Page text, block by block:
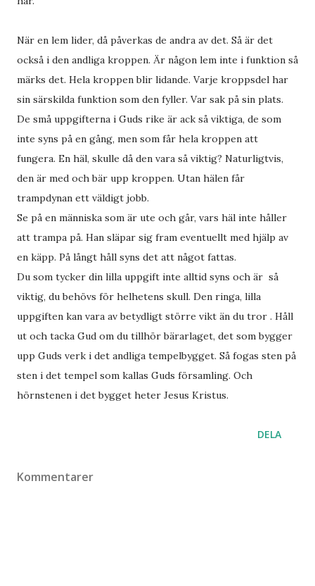
När en lem lider, då påverkas de andra av det. Så är det
också i den andliga kroppen. Är någon lem inte i funktion så
märks det. Hela kroppen blir lidande. Varje kroppsdel har
sin särskilda funktion som den fyller. Var sak på sin plats.
De små uppgifterna i Guds rike är ack så viktiga, de som
inte syns på en gång, men som får hela kroppen att
fungera. En häl, skulle då den vara så viktig? Naturligtvis,
den är med och bär upp kroppen. Utan hälen får
trampdynan ett väldigt jobb.
Se på en människa som är ute och går, vars häl inte håller
att trampa på. Han släpar sig fram eventuellt med hjälp av
en käpp. På långt håll syns det att något fattas.
Du som tycker din lilla uppgift inte alltid syns och är så
viktig, du behövs för helhetens skull. Den ringa, lilla
uppgiften kan vara av betydligt större vikt än du tror . Håll
ut och tacka Gud om du tillhör bärarlaget, det som bygger
upp Guds verk i det andliga tempelbygget. Så fogas sten på
sten i det tempel som kallas Guds församling. Och
hörnstenen i det bygget heter Jesus Kristus.
DELA
Kommentarer